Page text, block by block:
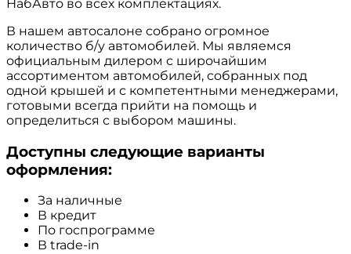
НабАвто во всех комплектациях.
В нашем автосалоне собрано огромное
количество б/у автомобилей. Мы являемся
официальным дилером с широчайшим
ассортиментом автомобилей, собранных под
одной крышей и с компетентными менеджерами,
готовыми всегда прийти на помощь и
определиться с выбором машины.
Доступны следующие варианты
оформления:
За наличные
В кредит
По госпрограмме
В trade-in